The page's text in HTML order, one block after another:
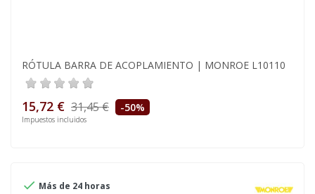
RÓTULA BARRA DE ACOPLAMIENTO | MONROE L10110
15,72 € 31,45 € -50%
Impuestos incluidos
 Más de 24 horas